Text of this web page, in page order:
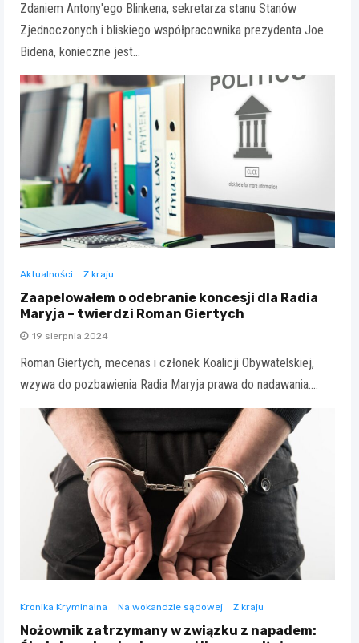
Zdaniem Antony'ego Blinkena, sekretarza stanu Stanów
Zjednoczonych i bliskiego współpracownika prezydenta Joe
Bidena, konieczne jest…
Aktualności Z kraju
Zaapelowałem o odebranie koncesji dla Radia
Maryja – twierdzi Roman Giertych
19 sierpnia 2024
Roman Giertych, mecenas i członek Koalicji Obywatelskiej,
wzywa do pozbawienia Radia Maryja prawa do nadawania.…
Kronika Kryminalna Na wokandzie sądowej Z kraju
Nożownik zatrzymany w związku z napadem: